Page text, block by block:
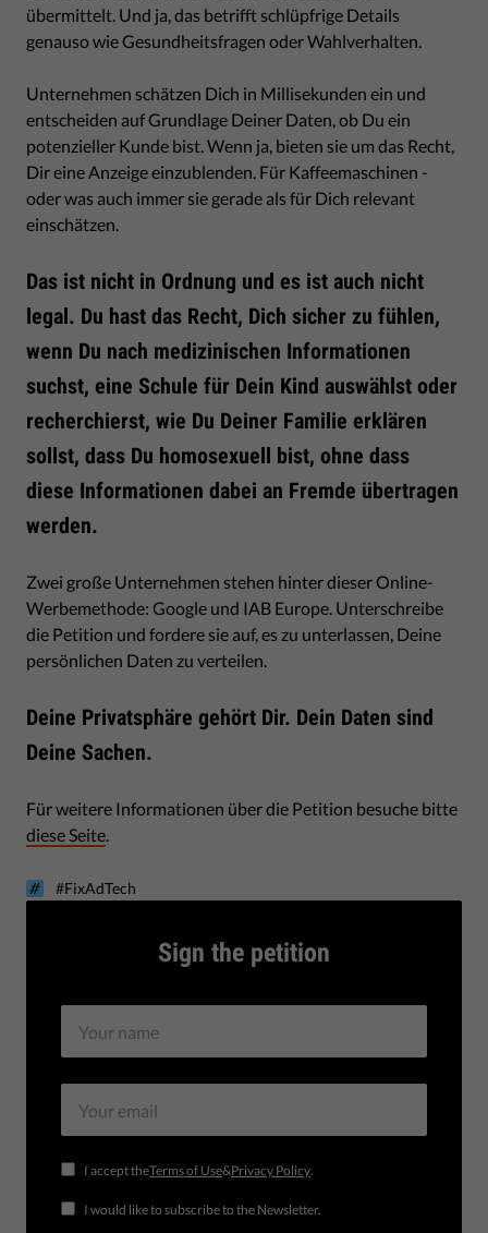
übermittelt. Und ja, das betrifft schlüpfrige Details
genauso wie Gesundheitsfragen oder Wahlverhalten.
Unternehmen schätzen Dich in Millisekunden ein und
entscheiden auf Grundlage Deiner Daten, ob Du ein
potenzieller Kunde bist. Wenn ja, bieten sie um das Recht,
Dir eine Anzeige einzublenden. Für Kaffeemaschinen -
oder was auch immer sie gerade als für Dich relevant
einschätzen.
Das ist nicht in Ordnung und es ist auch nicht
legal. Du hast das Recht, Dich sicher zu fühlen,
wenn Du nach medizinischen Informationen
suchst, eine Schule für Dein Kind auswählst oder
recherchierst, wie Du Deiner Familie erklären
sollst, dass Du homosexuell bist, ohne dass
diese Informationen dabei an Fremde übertragen
werden.
Zwei große Unternehmen stehen hinter dieser Online-
Werbemethode: Google und IAB Europe. Unterschreibe
die Petition und fordere sie auf, es zu unterlassen, Deine
persönlichen Daten zu verteilen.
Deine Privatsphäre gehört Dir. Dein Daten sind
Deine Sachen.
Für weitere Informationen über die Petition besuche bitte
diese Seite.
#FixAdTech
Sign the petition
I accept theTerms of Use&Privacy Policy.
I would like to subscribe to the Newsletter.